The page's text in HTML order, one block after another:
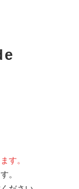
す。
。